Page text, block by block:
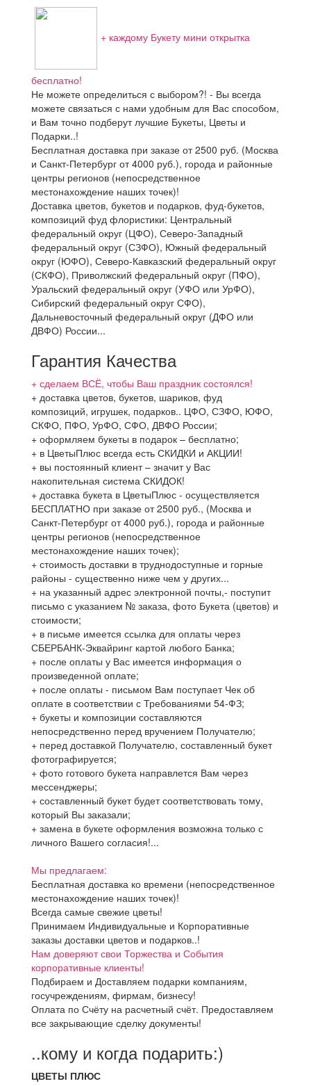
+ каждому Букету мини открытка
бесплатно!
Не можете определиться с выбором?! - Вы всегда
можете связаться с нами удобным для Вас способом,
и Вам точно подберут лучшие Букеты, Цветы и
Подарки..!
Бесплатная доставка при заказе от 2500 руб. (Москва
и Санкт-Петербург от 4000 руб.), города и районные
центры регионов (непосредственное
местонахождение наших точек)!
Доставка цветов, букетов и подарков, фуд-букетов,
композиций фуд флористики: Центральный
федеральный округ (ЦФО), Северо-Западный
федеральный округ (СЗФО), Южный федеральный
округ (ЮФО), Северо-Кавказский федеральный округ
(СКФО), Приволжский федеральный округ (ПФО),
Уральский федеральный округ (УФО или УрФО),
Сибирский федеральный округ СФО),
Дальневосточный федеральный округ (ДФО или
ДВФО) России...
Гарантия Качества
+ сделаем ВСЁ, чтобы Ваш праздник состоялся!
+ доставка цветов, букетов, шариков, фуд
композиций, игрушек, подарков.. ЦФО, СЗФО, ЮФО,
СКФО, ПФО, УрФО, СФО, ДВФО России;
+ оформляем букеты в подарок – бесплатно;
+ в ЦветыПлюс всегда есть СКИДКИ и АКЦИИ!
+ вы постоянный клиент – значит у Вас
накопительная система СКИДОК!
+ доставка букета в ЦветыПлюс - осуществляется
БЕСПЛАТНО при заказе от 2500 руб., (Москва и
Санкт-Петербург от 4000 руб.), города и районные
центры регионов (непосредственное
местонахождение наших точек);
+ стоимость доставки в труднодоступные и горные
районы - существенно ниже чем у других...
+ на указанный адрес электронной почты,- поступит
письмо с указанием № заказа, фото Букета (цветов) и
стоимости;
+ в письме имеется ссылка для оплаты через
СБЕРБАНК-Эквайринг картой любого Банка;
+ после оплаты у Вас имеется информация о
произведенной оплате;
+ после оплаты - письмом Вам поступает Чек об
оплате в соответствии с Требованиями 54-ФЗ;
+ букеты и композиции составляются
непосредственно перед вручением Получателю;
+ перед доставкой Получателю, составленный букет
фотографируется;
+ фото готового букета направлется Вам через
мессенджеры;
+ составленный букет будет соответствовать тому,
который Вы заказали;
+ замена в букете оформления возможна только с
личного Вашего согласия!...
Мы предлагаем:
Бесплатная доставка ко времени (непосредственное
местонахождение наших точек)!
Всегда самые свежие цветы!
Принимаем Индивидуальные и Корпоративные
заказы доставки цветов и подарков..!
Нам доверяют свои Торжества и События
корпоративные клиенты!
Подбираем и Доставляем подарки компаниям,
госучреждениям, фирмам, бизнесу!
Оплата по Счёту на расчетный счёт. Предоставляем
все закрывающие сделку документы!
..кому и когда подарить:)
ЦВЕТЫ ПЛЮС